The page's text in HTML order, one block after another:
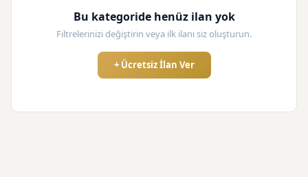
Bu kategoride henüz ilan yok
Filtrelerinizi değiştirin veya ilk ilanı siz oluşturun.
+ Ücretsiz İlan Ver